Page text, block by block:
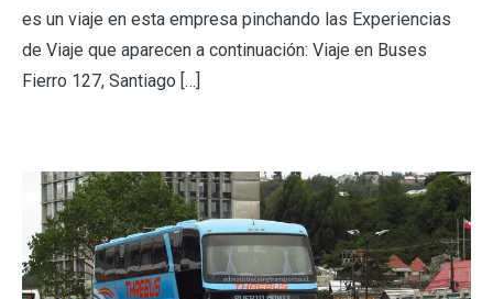
es un viaje en esta empresa pinchando las Experiencias
de Viaje que aparecen a continuación: Viaje en Buses
Fierro 127, Santiago […]